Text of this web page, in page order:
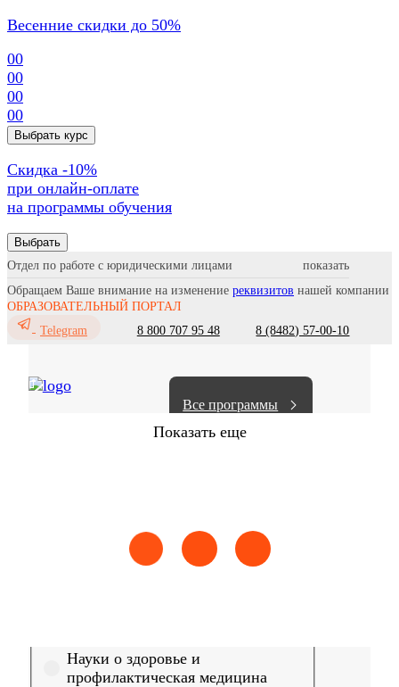
Весенние скидки до 50%
00
00
00
00
Выбрать курс
Cкидка -10%
при онлайн-оплате
на программы обучения
Выбрать
Отдел по работе с юридическими лицами
Обращаем Ваше внимание на изменение реквизитов нашей компании
ОБРАЗОВАТЕЛЬНЫЙ ПОРТАЛ
Telegram
8 800 707 95 48 8 (8482) 57-00-10
Все программы
Показать еще
Сестринское дело Эпидемиология Медицинская
Выберите направление
Науки о здоровье и
профилактическая медицина